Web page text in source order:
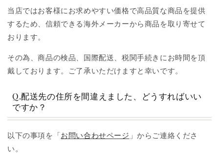
当店ではお客様にお求めやすい価格で高品質な商品を提供
するため、信頼できる海外メーカーから商品を取り寄せて
おります。
その為、商品の検品、国際配送、税関手続きにお時間を頂
戴しております。ご了承いただけますと幸いです。
Q.配送先の住所を間違えました、どうすればいい
ですか？
以下の事項を「お問い合わせページ 」からご連絡くださ
い。